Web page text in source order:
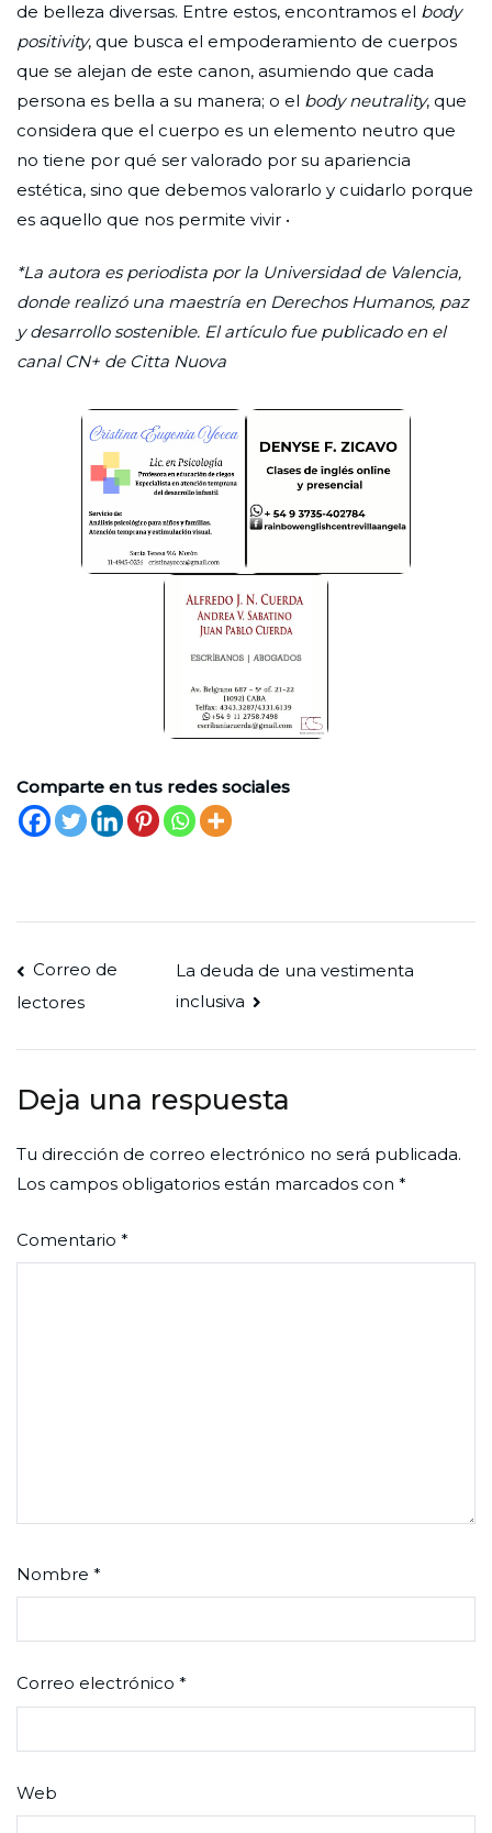
de belleza diversas. Entre estos, encontramos el body
positivity, que busca el empoderamiento de cuerpos
que se alejan de este canon, asumiendo que cada
persona es bella a su manera; o el body neutrality, que
considera que el cuerpo es un elemento neutro que
no tiene por qué ser valorado por su apariencia
estética, sino que debemos valorarlo y cuidarlo porque
es aquello que nos permite vivir •
*La autora es periodista por la Universidad de Valencia,
donde realizó una maestría en Derechos Humanos, paz
y desarrollo sostenible. El artículo fue publicado en el
canal CN+ de Citta Nuova
Comparte en tus redes sociales
Navegación
de
Correo de
lectores
La deuda de una vestimenta
inclusiva
Deja una respuesta
Tu dirección de correo electrónico no será publicada.
Los campos obligatorios están marcados con *
Comentario *
Nombre *
Correo electrónico *
Web